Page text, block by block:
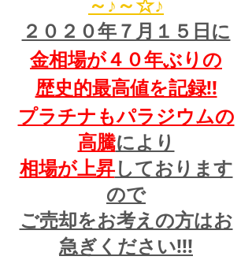
２０２０年７月１５日に
金相場が４０年ぶりの
歴史的最高値を記録!!
プラチナもパラジウムの
高騰により
相場が上昇しております
ので
ご売却をお考えの方はお
急ぎください!!!